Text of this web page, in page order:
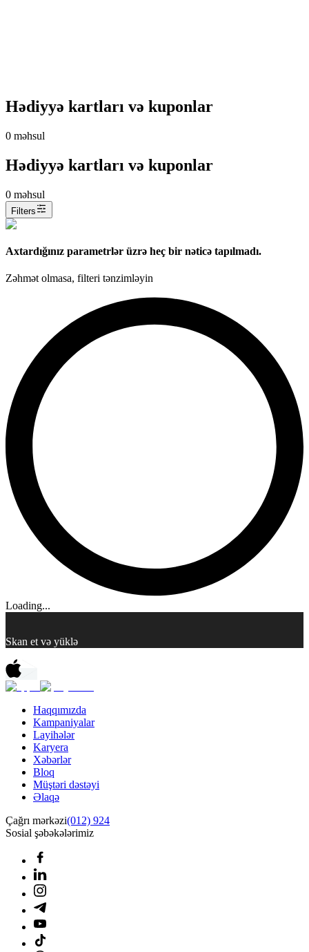
Hədiyyə kartları və kuponlar
0 məhsul
Hədiyyə kartları və kuponlar
0 məhsul
Filters
Axtardığınız parametrlər üzrə heç bir nəticə tapılmadı.
Zəhmət olmasa, filteri tənzimləyin
Loading...
Skan et və yüklə
Haqqımızda
Kampaniyalar
Layihələr
Karyera
Xəbərlər
Bloq
Müştəri dəstəyi
Əlaqə
Çağrı mərkəzi(012) 924
Sosial şəbəkələrimiz